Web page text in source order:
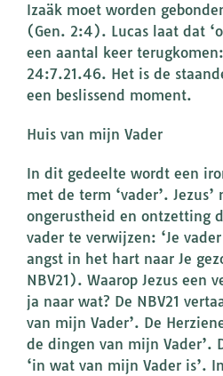
Izaäk moet worden
(Gen. 2:4). Lucas laat dat
een aantal keer
24:7.21.46. Het is de
een beslissend moment.
Huis van mijn Vader
In dit gedeelte wordt een
met de term ‘vader’.
ongerustheid en ontzetting
vader te verwijzen: ‘Je
angst in het hart naar Je
NBV21). Waarop Jezus een
ja naar wat? De NBV21
van mijn Vader’. De
de dingen van mijn Vader’.
‘in wat van mijn Vader is’.